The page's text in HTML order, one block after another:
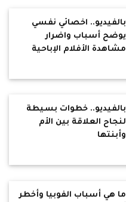
بالفيديو.. اخصائي نفسي
يوضح أسباب واضرار
مشاهدة الأفلام الإباحية
بالفيديو.. خطوات بسيطة
لنجاح العلاقة بين الأم
وأبنتها
ما هي أسباب الفوبيا وأخطر